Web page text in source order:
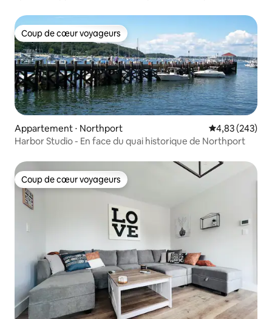
Coup de cœur voyageurs
Coup de cœur voyageurs
Appartement ⋅ Northport Évaluation
4,83 (243)
Harbor Studio - En face du quai historique de Northport
Coup de cœur voyageurs
Coup de cœur voyageurs